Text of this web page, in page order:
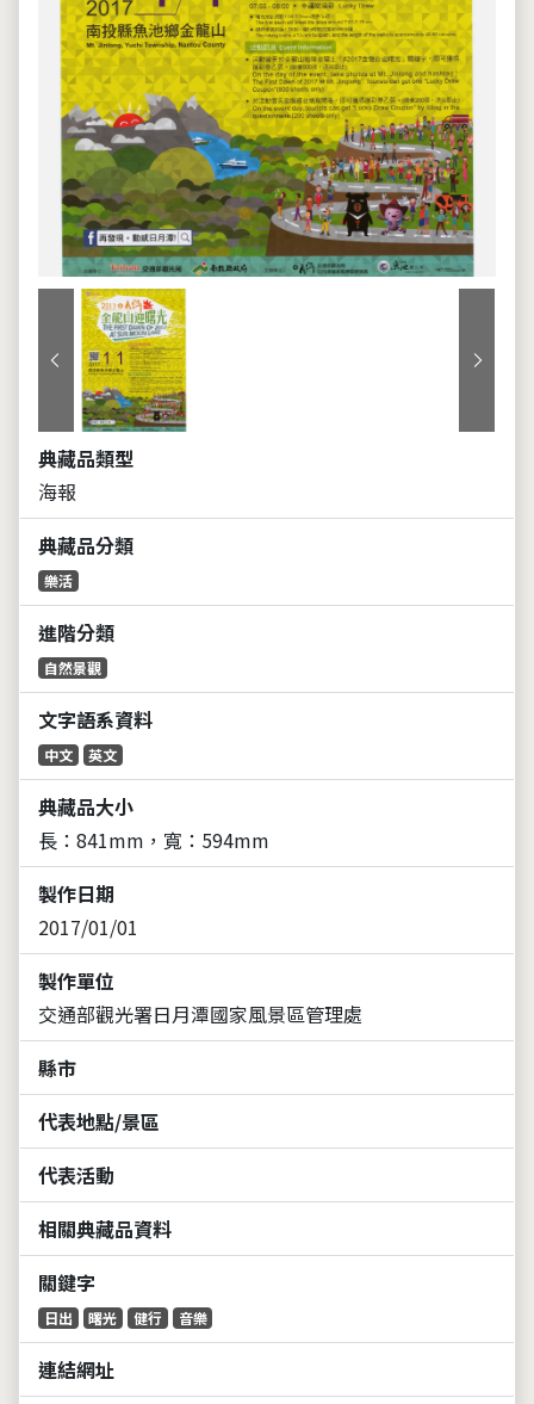
上一張 下一張
典藏品類型
海報
典藏品分類
樂活
進階分類
自然景觀
文字語系資料
中文 英文
典藏品大小
長：841mm，寬：594mm
製作日期
2017/01/01
製作單位
交通部觀光署日月潭國家風景區管理處
縣市
代表地點/景區
代表活動
相關典藏品資料
關鍵字
日出 曙光 健行 音樂
連結網址